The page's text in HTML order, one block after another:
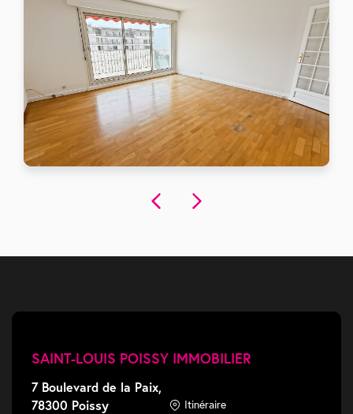
POISSY
1250 €/mois charges comprises Ref: 105612
77 m² 3 pièces 2 chambres
SAINT-LOUIS POISSY IMMOBILIER
7 Boulevard de la Paix,
78300 Poissy
Itinéraire